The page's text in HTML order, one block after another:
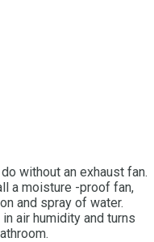
without an exhaust fan.
a moisture -proof fan,
and spray of water.
air humidity and turns